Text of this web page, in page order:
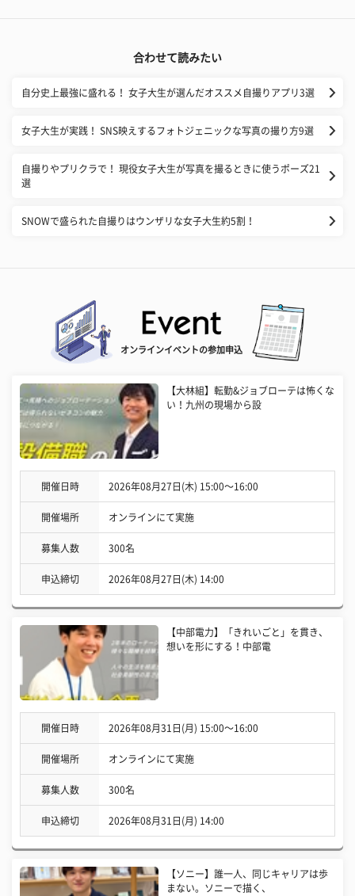
合わせて読みたい
自分史上最強に盛れる！ 女子大生が選んだオススメ自撮りアプリ3選
女子大生が実践！ SNS映えするフォトジェニックな写真の撮り方9選
自撮りやプリクラで！ 現役女子大生が写真を撮るときに使うポーズ21
選
SNOWで盛られた自撮りはウンザリな女子大生約5割！
オンラインイベントの参加申込
【大林組】転勤&ジョブローテは怖くな
い！九州の現場から設
開催日時 2026年08月27日(木) 15:00〜16:00
開催場所 オンラインにて実施
募集人数 300名
申込締切 2026年08月27日(木) 14:00
【中部電力】「きれいごと」を貫き、
想いを形にする！中部電
開催日時 2026年08月31日(月) 15:00〜16:00
開催場所 オンラインにて実施
募集人数 300名
申込締切 2026年08月31日(月) 14:00
【ソニー】誰一人、同じキャリアは歩
まない。ソニーで描く、